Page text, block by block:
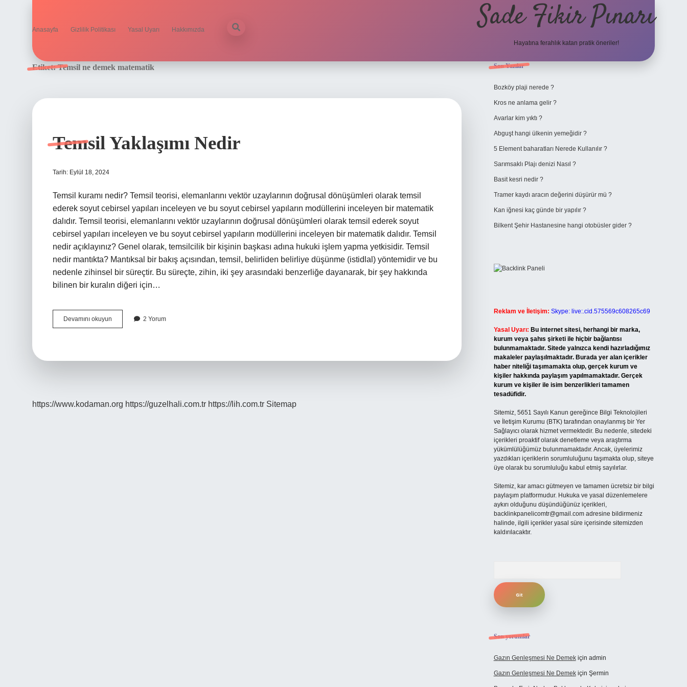
Anasayfa Gizlilik Politikası Yasal Uyarı Hakkımızda Sade Fikir Pınarı
Hayatına ferahlık katan pratik öneriler!
Etiket:Temsil ne demek matematik
Temsil Yaklaşımı Nedir
Tarih: Eylül 18, 2024
Temsil kuramı nedir? Temsil teorisi, elemanlarını vektör uzaylarının doğrusal dönüşümleri olarak temsil
ederek soyut cebirsel yapıları inceleyen ve bu soyut cebirsel yapıların modüllerini inceleyen bir matematik
dalıdır. Temsil teorisi, elemanlarını vektör uzaylarının doğrusal dönüşümleri olarak temsil ederek soyut
cebirsel yapıları inceleyen ve bu soyut cebirsel yapıların modüllerini inceleyen bir matematik dalıdır. Temsil
nedir açıklayınız? Genel olarak, temsilcilik bir kişinin başkası adına hukuki işlem yapma yetkisidir. Temsil
nedir mantıkta? Mantıksal bir bakış açısından, temsil, belirliden belirliye düşünme (istidlal) yöntemidir ve bu
nedenle zihinsel bir süreçtir. Bu süreçte, zihin, iki şey arasındaki benzerliğe dayanarak, bir şey hakkında
bilinen bir kuralın diğeri için…
Devamını okuyun
Yaklaşımı
2 Yorum
https://www.kodaman.org https://guzelhali.com.tr https://lih.com.tr Sitemap
Sidebar
Son Yazılar
Bozköy plaji nerede ?
Kros ne anlama gelir ?
Avarlar kim yıktı ?
Abguşt hangi ülkenin yemeğidir ?
5 Element baharatları Nerede Kullanılır ?
Sarımsaklı Plajı denizi Nasıl ?
Basit kesri nedir ?
Tramer kaydı aracın değerini düşürür mü ?
Kan iğnesi kaç günde bir yapılır ?
Bilkent Şehir Hastanesine hangi otobüsler gider ?
Reklam ve İletişim: Skype: live:.cid.575569c608265c69
Yasal Uyarı: Bu internet sitesi, herhangi bir marka,
kurum veya şahıs şirketi ile hiçbir bağlantısı
bulunmamaktadır. Sitede yalnızca kendi hazırladığımız
makaleler paylaşılmaktadır. Burada yer alan içerikler
haber niteliği taşımamakta olup, gerçek kurum ve
kişiler hakkında paylaşım yapılmamaktadır. Gerçek
kurum ve kişiler ile isim benzerlikleri tamamen
tesadüfidir.
Sitemiz, 5651 Sayılı Kanun gereğince Bilgi Teknolojileri
ve İletişim Kurumu (BTK) tarafından onaylanmış bir Yer
Sağlayıcı olarak hizmet vermektedir. Bu nedenle, sitedeki
içerikleri proaktif olarak denetleme veya araştırma
yükümlülüğümüz bulunmamaktadır. Ancak, üyelerimiz
yazdıkları içeriklerin sorumluluğunu taşımakta olup, siteye
üye olarak bu sorumluluğu kabul etmiş sayılırlar.
Sitemiz, kar amacı gütmeyen ve tamamen ücretsiz bir bilgi
paylaşım platformudur. Hukuka ve yasal düzenlemelere
aykırı olduğunu düşündüğünüz içerikleri,
backlinkpanelicomtr@gmail.comadresine bildirmeniz
halinde, ilgili içerikler yasal süre içerisinde sitemizden
kaldırılacaktır.
Son yorumlar
Gazın Genleşmesi Ne Demekiçin admin
Gazın Genleşmesi Ne Demekiçin Şermin